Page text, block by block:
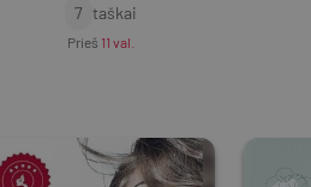
7 taškai
Prieš 11 val.